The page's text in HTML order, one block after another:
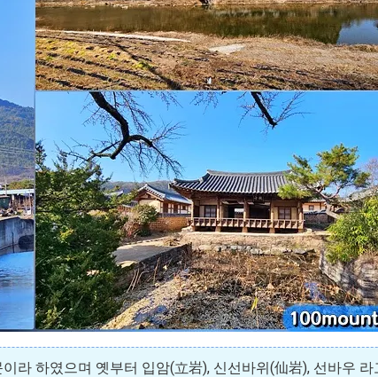
라 하였으며 옛부터 입암(立岩), 신선바위(仙岩), 선바우